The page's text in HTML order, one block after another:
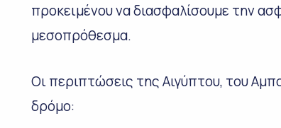
προκειμένου να διασφαλίσουμε την
μεσοπρόθεσμα.
Οι περιπτώσεις της Αιγύπτου, του
δρόμο: